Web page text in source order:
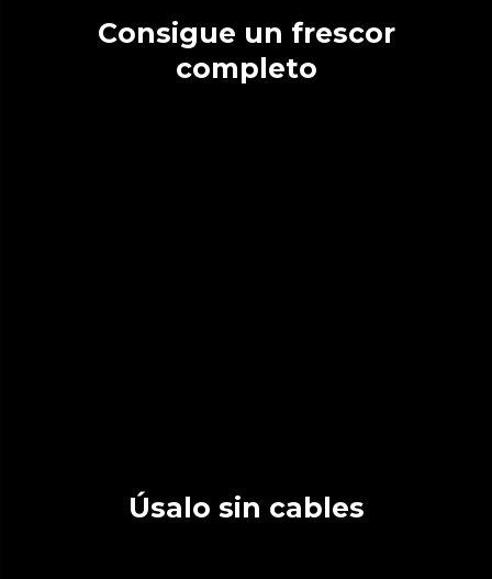
Consigue un frescor
completo
Úsalo sin cables